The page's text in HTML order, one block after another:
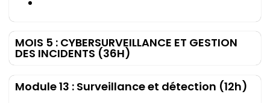
MOIS 5 : CYBERSURVEILLANCE ET GESTION
DES INCIDENTS (36H)
Module 13 : Surveillance et détection (12h)